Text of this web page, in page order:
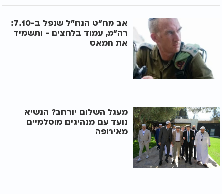
אב מח"ט הנח"ל שנפל ב-7.10:
רה"מ, עמוד בלחצים - ותשמיד
את חמאס
מעגל השלום יורחב? הנשיא
נועד עם מנהיגים מוסלמיים
מאירופה